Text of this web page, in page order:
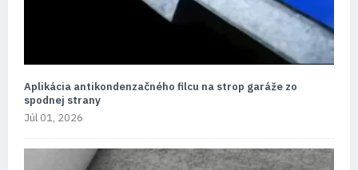
Aplikácia antikondenzačného filcu na strop garáže zo
spodnej strany
Júl 01, 2026